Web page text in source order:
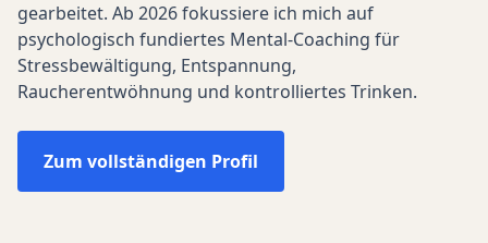
gearbeitet. Ab 2026 fokussiere ich mich auf
psychologisch fundiertes Mental-Coaching für
Stressbewältigung, Entspannung,
Raucherentwöhnung und kontrolliertes Trinken.
Zum vollständigen Profil